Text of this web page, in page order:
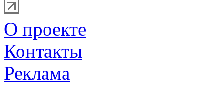
О проекте
Контакты
Реклама